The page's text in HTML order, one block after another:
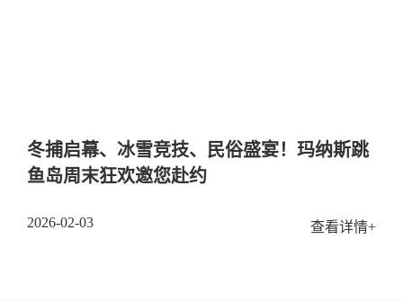
冬捕启幕、冰雪竞技、民俗盛宴！玛纳斯跳
鱼岛周末狂欢邀您赴约
2026-02-03 查看详情+